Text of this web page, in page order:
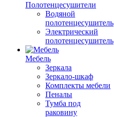
Полотенцесушители
Водяной
полотенцесушитель
Электрический
полотенцесушитель
Мебель
Зеркала
Зеркало-шкаф
Комплекты мебели
Пеналы
Тумба под
раковину